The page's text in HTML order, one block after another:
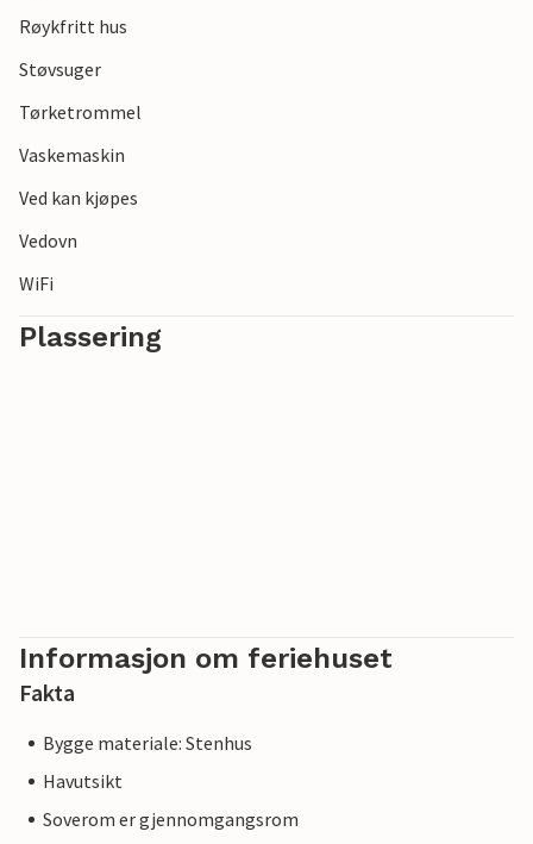
Røykfritt hus
Støvsuger
Tørketrommel
Vaskemaskin
Ved kan kjøpes
Vedovn
WiFi
Plassering
Informasjon om feriehuset
Fakta
Bygge materiale: Stenhus
Havutsikt
Soverom er gjennomgangsrom